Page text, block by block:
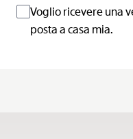
Voglio ricevere una
posta a casa mia.